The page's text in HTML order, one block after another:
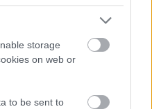
storage
on web or
to be sent to
i langrenn Johannes
og gått
23-åringen fra